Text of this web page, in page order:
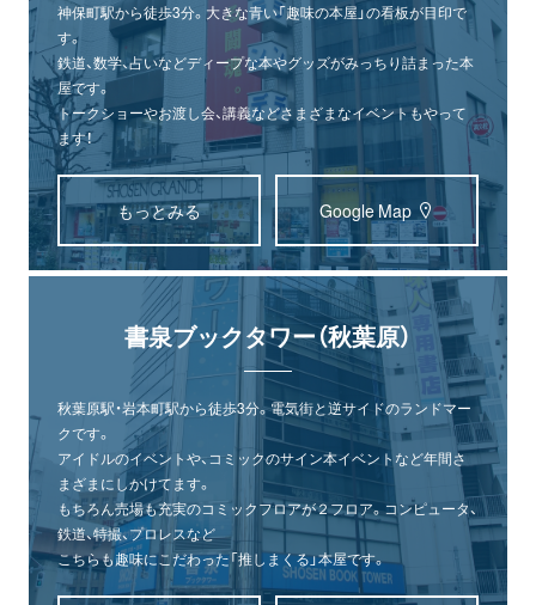
神保町駅から徒歩3分。大きな青い「趣味の本屋」の看板が目印で
す。
鉄道、数学、占いなどディープな本やグッズがみっちり詰まった本
屋です。
トークショーやお渡し会、講義などさまざまなイベントもやって
ます！
もっとみる Google Map
書泉ブックタワー（秋葉原）
秋葉原駅・岩本町駅から徒歩3分。電気街と逆サイドのランドマー
クです。
アイドルのイベントや、コミックのサイン本イベントなど年間さ
まざまにしかけてます。
もちろん売場も充実のコミックフロアが２フロア。コンピュータ、
鉄道、特撮、プロレスなど
こちらも趣味にこだわった「推しまくる」本屋です。